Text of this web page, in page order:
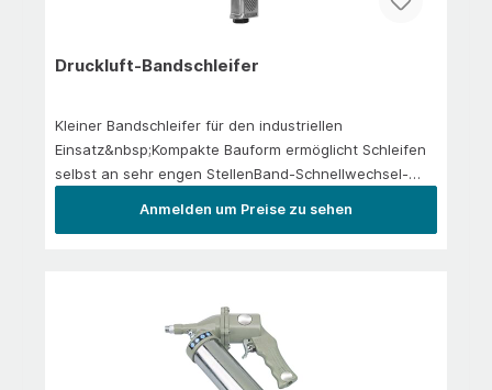
Druckluft-Bandschleifer
Kleiner Bandschleifer für den industriellen
Einsatz&nbsp;Kompakte Bauform ermöglicht Schleifen
selbst an sehr engen StellenBand-Schnellwechsel-
Anmelden um Preise zu sehen